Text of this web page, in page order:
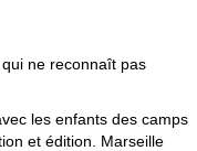
les enfants des camps
et édition. Marseille